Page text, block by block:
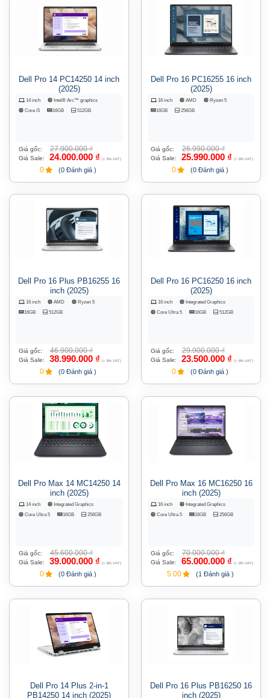
Dell Pro 14 PC14250 14 inch
(2025)
14 inch
Intel® Arc™ graphics
Core i5
16GB 512GB
Giá gốc: 27.900.000₫
Giá Sale: 24.000.000 ₫ (+ 8% VAT)
0 (0 Đánh giá )
Dell Pro 16 PC16255 16 inch
(2025)
16 inch AMD
Ryzen 5
16GB
256GB
Giá gốc: 26.990.000₫
Giá Sale: 25.990.000 ₫ (+ 8% VAT)
0 (0 Đánh giá )
Dell Pro 16 Plus PB16255 16
inch (2025)
16 inch AMD
Ryzen 5
16GB
512GB
Giá gốc: 46.900.000₫
Giá Sale: 38.990.000 ₫ (+ 8% VAT)
0 (0 Đánh giá )
Dell Pro 16 PC16250 16 inch
(2025)
16 inch
Integrated Graphics
Core Ultra 5
16GB 512GB
Giá gốc: 29.900.000₫
Giá Sale: 23.500.000 ₫ (+ 8% VAT)
0 (0 Đánh giá )
Dell Pro Max 14 MC14250 14
inch (2025)
14 inch
Integrated Graphics
Core Ultra 5
16GB 256GB
Giá gốc: 45.600.000₫
Giá Sale: 39.000.000 ₫ (+ 8% VAT)
0 (0 Đánh giá )
Dell Pro Max 16 MC16250 16
inch (2025)
16 inch
Integrated Graphics
Core Ultra 5
16GB 256GB
Giá gốc: 70.000.000₫
Giá Sale: 65.000.000 ₫ (+ 8% VAT)
5.00 (1 Đánh giá )
Dell Pro 14 Plus 2-in-1
PB14250 14 inch (2025)
Dell Pro 16 Plus PB16250 16
inch (2025)